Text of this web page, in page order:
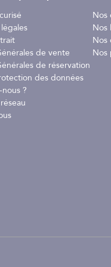
et simplifiez la
de vente
de réservation
des données
?
Nos
Nos
Nos
Nos